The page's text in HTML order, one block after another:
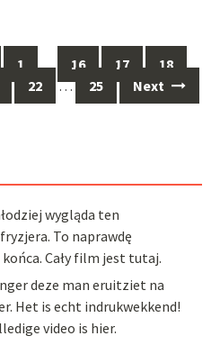
1 … 16 17
18
22 … 25 Next
wygląda ten
To naprawdę
Cały film jest tutaj.
deze man eruitziet na
Het is echt indrukwekkend!
video is hier.